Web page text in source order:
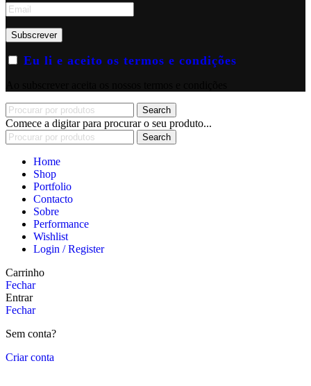
Eu li e aceito os termos e condições
Search
Comece a digitar para procurar o seu produto...
Search
Home
Shop
Portfolio
Contacto
Sobre
Performance
Wishlist
Login / Register
Carrinho
Fechar
Entrar
Fechar
Sem conta?
Criar conta